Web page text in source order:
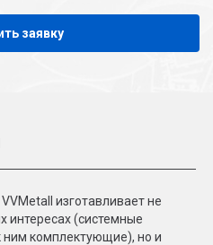
заявку
изготавливает не
интересах (системные
комплектующие), но и